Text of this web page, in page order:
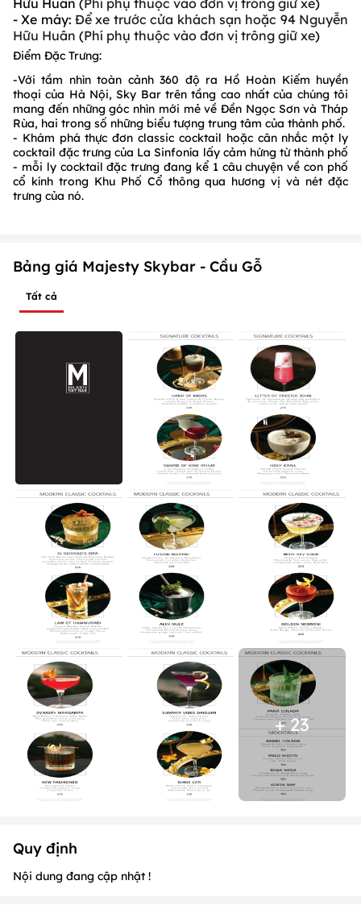
- Xe máy:Để xe trước cửa khách sạn hoặc 94 Nguyễn
Hữu Huân (Phí phụ thuộc vào đơn vị trông giữ xe)
Điểm Đặc Trưng:
-Với tầm nhìn toàn cảnh 360 độ ra Hồ Hoàn Kiếm huyền
thoại của Hà Nội, Sky Bar trên tầng cao nhất của chúng tôi
mang đến những góc nhìn mới mẻ về Đền Ngọc Sơn và Tháp
Rùa, hai trong số những biểu tượng trung tâm của thành phố.
- Khám phá thực đơn classic cocktail hoặc cân nhắc một ly
cocktail đặc trưng của La Sinfonía lấy cảm hứng từ thành phố
- mỗi ly cocktail đặc trưng đang kể 1 câu chuyện về con phố
cổ kính trong Khu Phố Cổ thông qua hương vị và nét đặc
trưng của nó.
Bảng giá Majesty Skybar - Cầu Gỗ
Tất cả
+ 23
Quy định
Nội dung đang cập nhật !